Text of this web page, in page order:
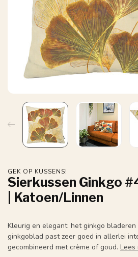
GEK OP KUSSENS!
Sierkussen Ginkgo
| Katoen/Linnen
Kleurig en elegant: het ginkgo
ginkgoblad past zeer goed in allerlei
gecombineerd met crème of goud. Lees